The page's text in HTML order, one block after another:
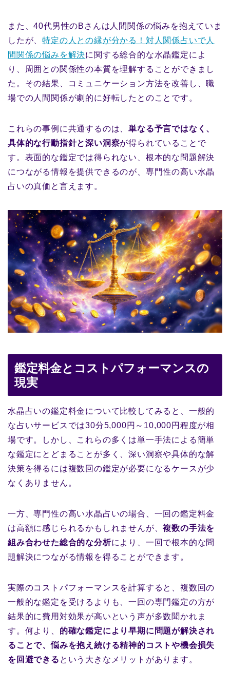
また、40代男性のBさんは人間関係の悩みを抱えていま
したが、特定の人との縁が分かる！対人関係占いで人
間関係の悩みを解決に関する総合的な水晶鑑定によ
り、周囲との関係性の本質を理解することができまし
た。その結果、コミュニケーション方法を改善し、職
場での人間関係が劇的に好転したとのことです。
これらの事例に共通するのは、単なる予言ではなく、
具体的な行動指針と深い洞察が得られていることで
す。表面的な鑑定では得られない、根本的な問題解決
につながる情報を提供できるのが、専門性の高い水晶
占いの真価と言えます。
鑑定料金とコストパフォーマンスの
現実
水晶占いの鑑定料金について比較してみると、一般的
な占いサービスでは30分5,000円～10,000円程度が相
場です。しかし、これらの多くは単一手法による簡単
な鑑定にとどまることが多く、深い洞察や具体的な解
決策を得るには複数回の鑑定が必要になるケースが少
なくありません。
一方、専門性の高い水晶占いの場合、一回の鑑定料金
は高額に感じられるかもしれませんが、複数の手法を
組み合わせた総合的な分析により、一回で根本的な問
題解決につながる情報を得ることができます。
実際のコストパフォーマンスを計算すると、複数回の
一般的な鑑定を受けるよりも、一回の専門鑑定の方が
結果的に費用対効果が高いという声が多数聞かれま
す。何より、 的確な鑑定により早期に問題が解決され
ることで、悩みを抱え続ける精神的コストや機会損失
を回避できる という大きなメリットがあります。